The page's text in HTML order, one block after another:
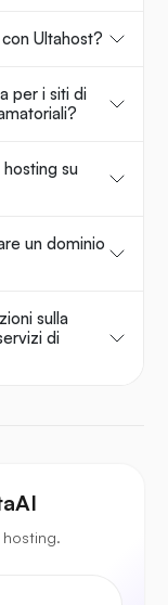
Ultahost?
per i siti di
su
un dominio
sulla
di